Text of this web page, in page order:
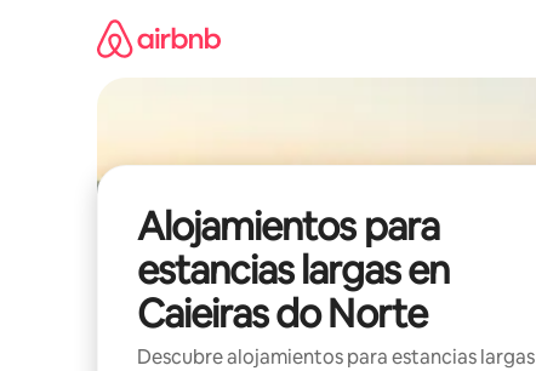
Alojamientos para
estancias largas en
Caieiras do Norte
Descubre alojamientos para estancias largas